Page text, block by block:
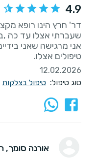
4.9
דר' חרץ הינו רופא
אני מרגישה שאני
טיפולים אצלו.
12.02.2026
סוג טיפול: טיפול בצלקות
אורנה סומך,